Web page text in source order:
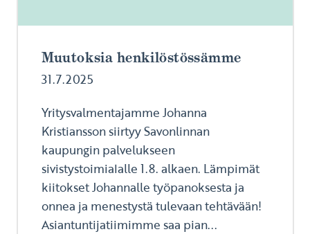
Muutoksia henkilöstössämme
31.7.2025
Yritysvalmentajamme Johanna
Kristiansson siirtyy Savonlinnan
kaupungin palvelukseen
sivistystoimialalle 1.8. alkaen. Lämpimät
kiitokset Johannalle työpanoksesta ja
onnea ja menestystä tulevaan tehtävään!
Asiantuntijatiimimme saa pian...